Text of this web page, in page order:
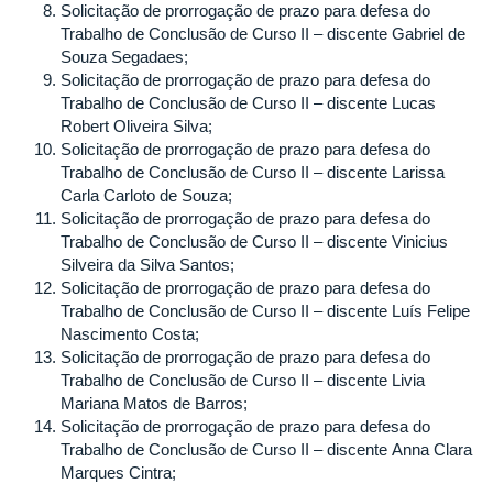
Solicitação de prorrogação de prazo para defesa do
Trabalho de Conclusão de Curso II – discente Gabriel de
Souza Segadaes;
Solicitação de prorrogação de prazo para defesa do
Trabalho de Conclusão de Curso II – discente Lucas
Robert Oliveira Silva;
Solicitação de prorrogação de prazo para defesa do
Trabalho de Conclusão de Curso II – discente Larissa
Carla Carloto de Souza;
Solicitação de prorrogação de prazo para defesa do
Trabalho de Conclusão de Curso II – discente Vinicius
Silveira da Silva Santos;
Solicitação de prorrogação de prazo para defesa do
Trabalho de Conclusão de Curso II – discente Luís Felipe
Nascimento Costa;
Solicitação de prorrogação de prazo para defesa do
Trabalho de Conclusão de Curso II – discente Livia
Mariana Matos de Barros;
Solicitação de prorrogação de prazo para defesa do
Trabalho de Conclusão de Curso II – discente Anna Clara
Marques Cintra;